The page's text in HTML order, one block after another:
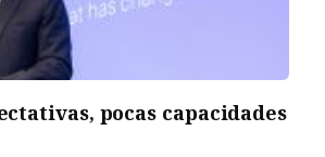
pocas capacidades